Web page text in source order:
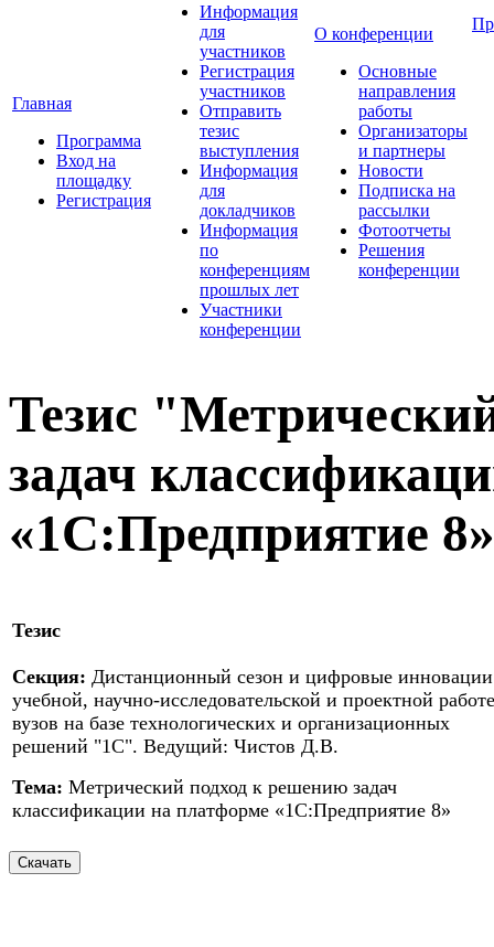
Главная
Программа
Вход на
площадку
Регистрация
Информация
для
участников
Регистрация
участников
Отправить
тезис
выступления
Информация
для
докладчиков
Информация
по
конференциям
прошлых лет
Участники
конференции
О конференции
Основные
направления
работы
Организаторы
и партнеры
Новости
Подписка на
рассылки
Фотоотчеты
Решения
конференции
Тезис
задач
«1С:Предприятие
Тезис
Секция: Дистанционный сезон и цифровые
учебной, научно-исследовательской и проектной работе
вузов на базе технологических и организационных
решений "1С". Ведущий: Чистов Д.В.
Тема: Метрический подход к решению задач
классификации на платформе «1С:Предприятие 8»